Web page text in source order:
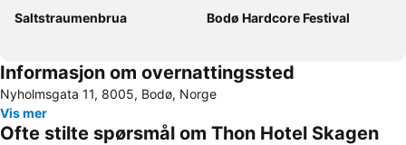
Saltstraumenbrua
Bodø Hardcore Festival
Informasjon om overnattingssted
Nyholmsgata 11, 8005, Bodø, Norge
Vis mer
Ofte stilte spørsmål om Thon Hotel Skagen